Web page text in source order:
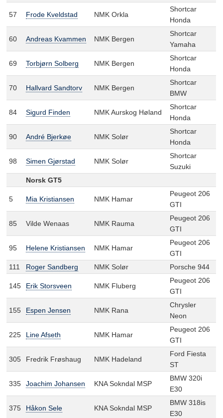
57 Frode Kveldstad NMK Orkla
Shortcar
Honda
60 Andreas Kvammen NMK Bergen
Shortcar
Yamaha
69 Torbjørn Solberg NMK Bergen
Shortcar
Honda
70 Hallvard Sandtorv NMK Bergen
Shortcar
BMW
84 Sigurd Finden NMK Aurskog Høland
Shortcar
Honda
90 André Bjerkøe NMK Solør
Shortcar
Honda
98 Simen Gjørstad NMK Solør
Shortcar
Suzuki
Norsk GT5
5 Mia Kristiansen NMK Hamar
Peugeot 206
GTI
85 Vilde Wenaas NMK Rauma
Peugeot 206
GTI
95 Helene Kristiansen NMK Hamar
Peugeot 206
GTI
111
Roger Sandberg NMK Solør Porsche 944
145 Erik Storsveen NMK Fluberg
Peugeot 206
GTI
155 Espen Jensen NMK Rana
Chrysler
Neon
225 Line Afseth NMK Hamar
Peugeot 206
GTI
305 Fredrik Frøshaug NMK Hadeland
Ford Fiesta
ST
335 Joachim Johansen KNA Sokndal MSP
BMW 320i
E30
375 Håkon Sele KNA Sokndal MSP
BMW 318is
E30